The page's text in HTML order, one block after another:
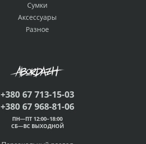
Сумки
Аксессуары
Разное
+380 67 713-15-03
+380 67 968-81-06
ПН—ПТ 12:00–18:00
СБ—ВС ВЫХОДНОЙ